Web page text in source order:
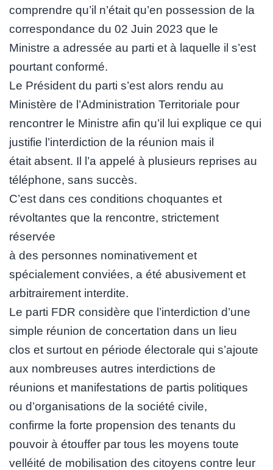
comprendre qu’il n’était qu’en possession de la
correspondance du 02 Juin 2023 que le
Ministre a adressée au parti et à laquelle il s’est
pourtant conformé.
Le Président du parti s’est alors rendu au
Ministère de l’Administration Territoriale pour
rencontrer le Ministre afin qu’il lui explique ce qui
justifie l’interdiction de la réunion mais il
était absent. Il l’a appelé à plusieurs reprises au
téléphone, sans succès.
C’est dans ces conditions choquantes et
révoltantes que la rencontre, strictement
réservée
à des personnes nominativement et
spécialement conviées, a été abusivement et
arbitrairement interdite.
Le parti FDR considère que l’interdiction d’une
simple réunion de concertation dans un lieu
clos et surtout en période électorale qui s’ajoute
aux nombreuses autres interdictions de
réunions et manifestations de partis politiques
ou d’organisations de la société civile,
confirme la forte propension des tenants du
pouvoir à étouffer par tous les moyens toute
velléité de mobilisation des citoyens contre leur